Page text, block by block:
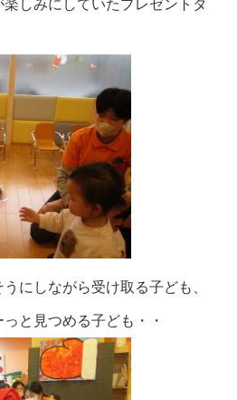
しみにしていたプレゼントタ
にしながら受け取る子ども、
と見つめる子ども・・